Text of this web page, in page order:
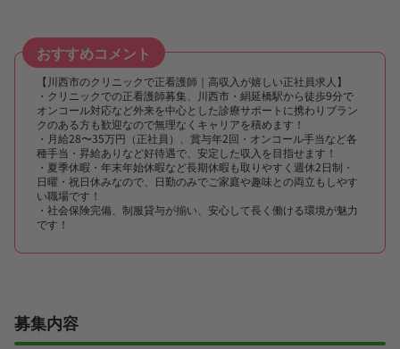
おすすめコメント
【川西市のクリニックで正看護師｜高収入が嬉しい正社員求人】
・クリニックでの正看護師募集、川西市・絹延橋駅から徒歩9分で
オンコール対応など外来を中心とした診療サポートに携わりブラン
クのある方も歓迎なので無理なくキャリアを積めます！
・月給28〜35万円（正社員）、賞与年2回・オンコール手当など各
種手当・昇給ありなど好待遇で、安定した収入を目指せます！
・夏季休暇・年末年始休暇など長期休暇も取りやすく週休2日制・
日曜・祝日休みなので、日勤のみでご家庭や趣味との両立もしやす
い職場です！
・社会保険完備、制服貸与が揃い、安心して長く働ける環境が魅力
です！
募集内容